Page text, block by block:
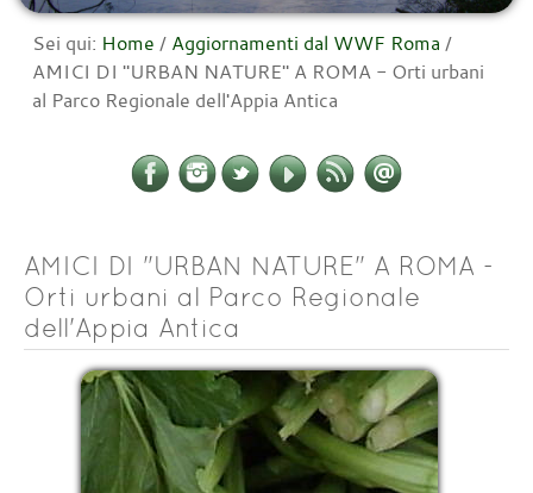
Sei qui: Home / Aggiornamenti dal WWF Roma /
AMICI DI "URBAN NATURE" A ROMA - Orti urbani
al Parco Regionale dell'Appia Antica
AMICI DI "URBAN NATURE" A ROMA -
Orti urbani al Parco Regionale
dell'Appia Antica